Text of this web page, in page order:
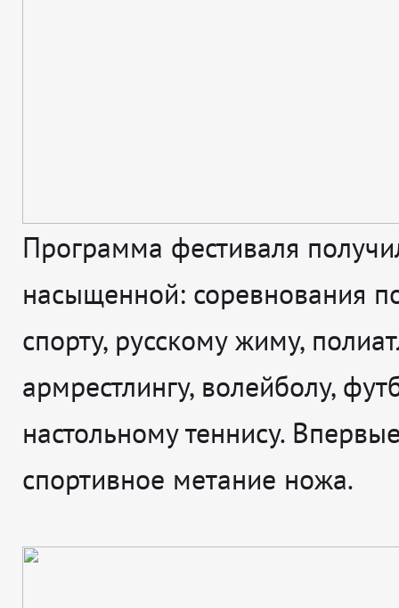
Программа фестиваля
насыщенной: соревнования
спорту, русскому жиму,
армрестлингу, волейболу,
настольному теннису.
спортивное метание ножа.